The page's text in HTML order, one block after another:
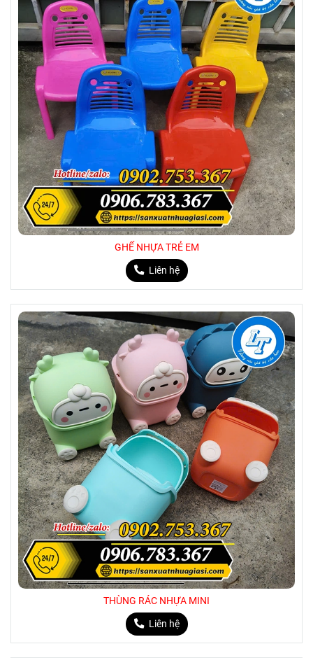
GHẾ NHỰA TRẺ EM
Liên hệ
THÙNG RÁC NHỰA MINI
Liên hệ